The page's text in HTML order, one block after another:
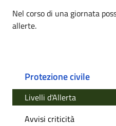
Nel corso di una giornata
allerte.
Protezione civile
Livelli d'Allerta
Avvisi criticità